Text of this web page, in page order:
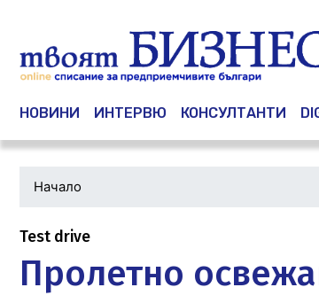
Main navigation
НОВИНИ ИНТЕРВЮ КОНСУЛТАНТИ
Начало
Test drive
Пролетно